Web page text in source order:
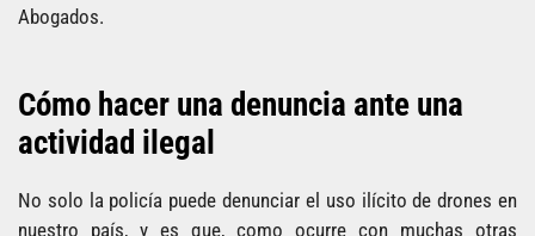
Abogados.
Cómo hacer una denuncia ante una
actividad ilegal
No solo la policía puede denunciar el uso ilícito de drones en
nuestro país, y es que, como ocurre con muchas otras